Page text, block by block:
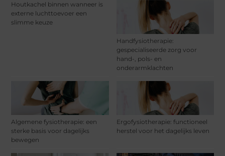
Houtkachel binnen wanneer is
externe luchttoevoer een
slimme keuze
Handfysiotherapie:
gespecialiseerde zorg voor
hand-, pols- en
onderarmklachten
Algemene fysiotherapie: een
sterke basis voor dagelijks
bewegen
Ergofysiotherapie: functioneel
herstel voor het dagelijks leven